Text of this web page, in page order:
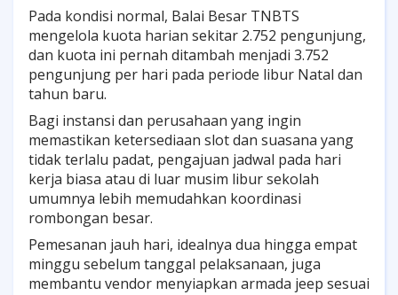
Pada kondisi normal, Balai Besar TNBTS
mengelola kuota harian sekitar 2.752 pengunjung,
dan kuota ini pernah ditambah menjadi 3.752
pengunjung per hari pada periode libur Natal dan
tahun baru.
Bagi instansi dan perusahaan yang ingin
memastikan ketersediaan slot dan suasana yang
tidak terlalu padat, pengajuan jadwal pada hari
kerja biasa atau di luar musim libur sekolah
umumnya lebih memudahkan koordinasi
rombongan besar.
Pemesanan jauh hari, idealnya dua hingga empat
minggu sebelum tanggal pelaksanaan, juga
membantu vendor menyiapkan armada jeep sesuai